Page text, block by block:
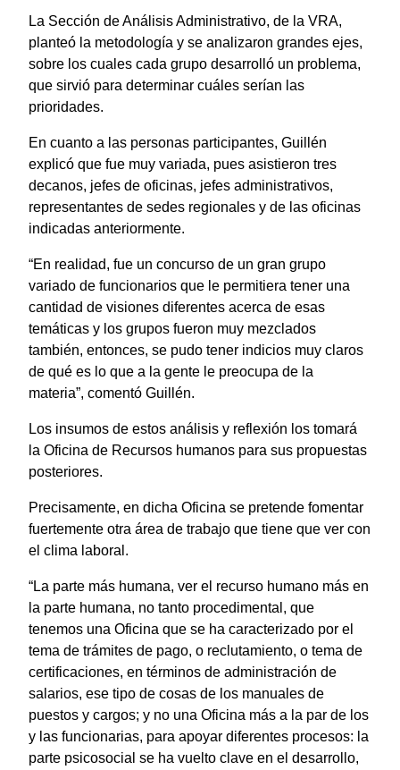
La Sección de Análisis Administrativo, de la VRA,
planteó la metodología y se analizaron grandes ejes,
sobre los cuales cada grupo desarrolló un problema,
que sirvió para determinar cuáles serían las
prioridades.
En cuanto a las personas participantes, Guillén
explicó que fue muy variada, pues asistieron tres
decanos, jefes de oficinas, jefes administrativos,
representantes de sedes regionales y de las oficinas
indicadas anteriormente.
“En realidad, fue un concurso de un gran grupo
variado de funcionarios que le permitiera tener una
cantidad de visiones diferentes acerca de esas
temáticas y los grupos fueron muy mezclados
también, entonces, se pudo tener indicios muy claros
de qué es lo que a la gente le preocupa de la
materia”, comentó Guillén.
Los insumos de estos análisis y reflexión los tomará
la Oficina de Recursos humanos para sus propuestas
posteriores.
Precisamente, en dicha Oficina se pretende fomentar
fuertemente otra área de trabajo que tiene que ver con
el clima laboral.
“La parte más humana, ver el recurso humano más en
la parte humana, no tanto procedimental, que
tenemos una Oficina que se ha caracterizado por el
tema de trámites de pago, o reclutamiento, o tema de
certificaciones, en términos de administración de
salarios, ese tipo de cosas de los manuales de
puestos y cargos; y no una Oficina más a la par de los
y las funcionarias, para apoyar diferentes procesos: la
parte psicosocial se ha vuelto clave en el desarrollo,